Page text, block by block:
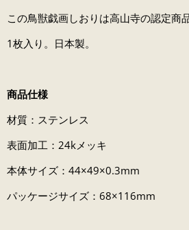
この鳥獣戯画しおりは高山寺の認定商
1枚入り。日本製。
商品仕様
材質：ステンレス
表面加工：24kメッキ
本体サイズ：44×49×0.3mm
パッケージサイズ：68×116mm